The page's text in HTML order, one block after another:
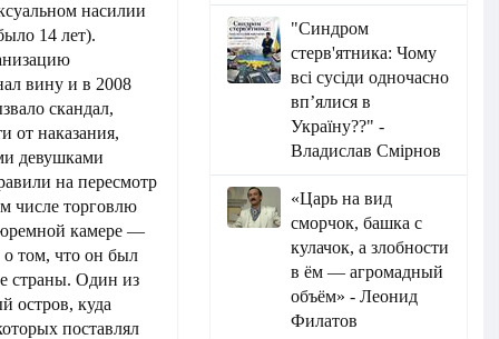
насилии
14 лет).
вину и в 2008
скандал,
наказания,
девушками
на пересмотр
числе торговлю
камере —
о том, что он был
страны. Один из
остров, куда
поставлял
"Синдром
стерв'ятника: Чому
всі сусіди одночасно
вп’ялися в
Україну??" -
Владислав Смірнов
«Царь на вид
сморчок, башка с
кулачок, а злобности
в ём — агромадный
объём» - Леонид
Филатов